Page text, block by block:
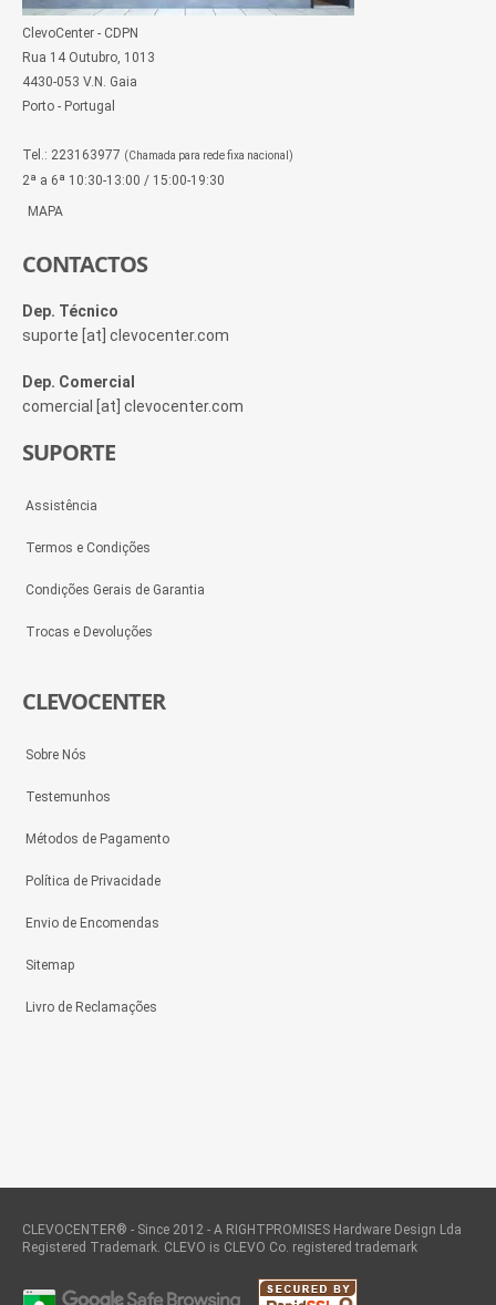
ClevoCenter - CDPN
Rua 14 Outubro, 1013
4430-053 V.N. Gaia
Porto - Portugal
Tel.: 223163977 (Chamada para rede fixa nacional)
2ª a 6ª 10:30-13:00 / 15:00-19:30
MAPA
CONTACTOS
Dep. Técnico
suporte [at] clevocenter.com
Dep. Comercial
comercial [at] clevocenter.com
SUPORTE
Assistência
Termos e Condições
Condições Gerais de Garantia
Trocas e Devoluções
CLEVOCENTER
Sobre Nós
Testemunhos
Métodos de Pagamento
Política de Privacidade
Envio de Encomendas
Sitemap
Livro de Reclamações
CLEVOCENTER® - Since 2012 - A RIGHTPROMISES Hardware Design Lda
Registered Trademark. CLEVO is CLEVO Co. registered trademark